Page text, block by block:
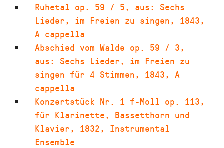
Ruhetal op. 59 / 5, aus: Sechs
Lieder, im Freien zu singen, 1843,
A cappella
Abschied vom Walde op. 59 / 3,
aus: Sechs Lieder, im Freien zu
singen für 4 Stimmen, 1843, A
cappella
Konzertstück Nr. 1 f-Moll op. 113,
für Klarinette, Bassetthorn und
Klavier, 1832, Instrumental
Ensemble